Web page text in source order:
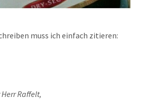
muss ich einfach zitieren:
Raffelt,